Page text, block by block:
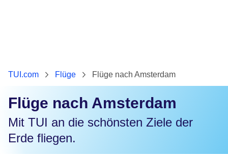
TUI.com Flüge Flüge nach Amsterdam
Flüge nach Amsterdam
Mit TUI an die schönsten Ziele der
Erde fliegen.